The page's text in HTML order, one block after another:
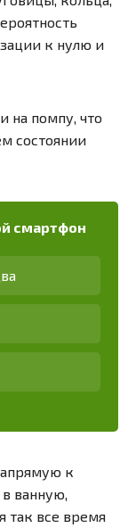
к нулю и
на помпу, что
состоянии
смартфон
к
ванную,
так все время